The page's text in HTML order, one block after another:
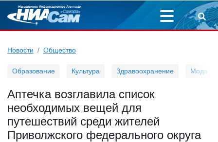
Новости Общество
Образование Культура Здравоохранение Мода
Аптечка возглавила список
необходимых вещей для
путешествий среди жителей
Приволжского федерального округа